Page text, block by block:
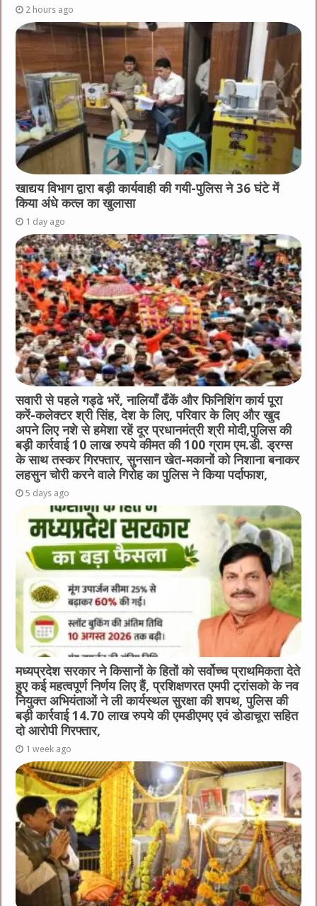
2 hours ago
खाद्यय विभाग द्वारा बड़ी कार्यवाही की गयी-पुलिस ने 36 घंटे में
किया अंधे कत्ल का खुलासा
1 day ago
सवारी से पहले गड्ढे भरें, नालियाँ ढँकें और फिनिशिंग कार्य पूरा
करें-कलेक्टर श्री सिंह, देश के लिए, परिवार के लिए और खुद
अपने लिए नशे से हमेशा रहें दूर प्रधानमंत्री श्री मोदी,पुलिस की
बड़ी कार्रवाई 10 लाख रुपये कीमत की 100 ग्राम एम.डी. ड्रग्स
के साथ तस्कर गिरफ्तार, सुनसान खेत-मकानों को निशाना बनाकर
लहसुन चोरी करने वाले गिरोह का पुलिस ने किया पर्दाफाश,
5 days ago
मध्यप्रदेश सरकार ने किसानों के हितों को सर्वोच्च प्राथमिकता देते
हुए कई महत्वपूर्ण निर्णय लिए हैं, प्रशिक्षणरत एमपी ट्रांसको के नव
नियुक्त अभियंताओं ने ली कार्यस्थल सुरक्षा की शपथ, पुलिस की
बड़ी कार्रवाई 14.70 लाख रुपये की एमडीएमए एवं डोडाचूरा सहित
दो आरोपी गिरफ्तार,
1 week ago